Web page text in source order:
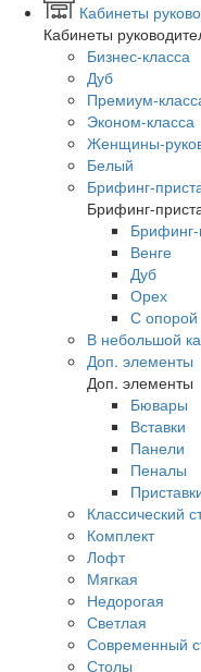
Кабинеты
Кабинеты
Бизнес-класса
Дуб
Премиум-
Эконом-класса
Женщины-
Белый
Брифинг-
Брифинг-
Брифинг-
Венге
Дуб
Орех
С опорой
В небольшой
Доп. элементы
Доп. элементы
Бювары
Вставки
Панели
Пеналы
Классический
Комплект
Лофт
Мягкая
Недорогая
Светлая
Современный
Столы